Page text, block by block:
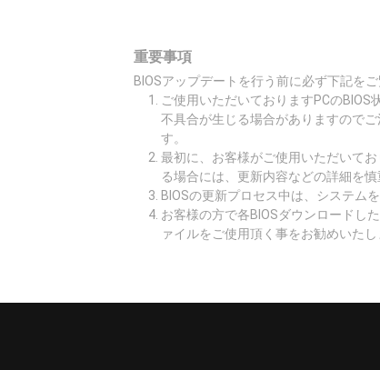
重要事項
BIOSアップデートを行う前に必ず下記をご
ご使用いただいておりますPCの
不具合が生じる場合がありますので
す。
最初に、お客様がご使用いただいて
る場合には、更新内容などの詳細を
BIOSの更新プロセス中は、システム
お客様の方で各BIOSダウンロードし
ァイルをご使用頂く事をお勧めいたし